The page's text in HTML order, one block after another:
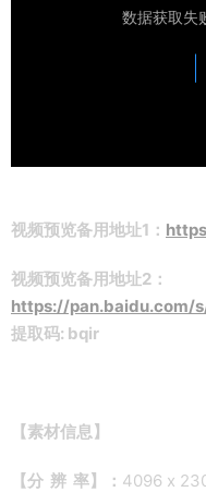
视频预览备用地址1：
视频预览备用地址2：
https://pan.baidu.com/
提取码: bqir
【素材信息】
【分 辨 率】： 4096 x